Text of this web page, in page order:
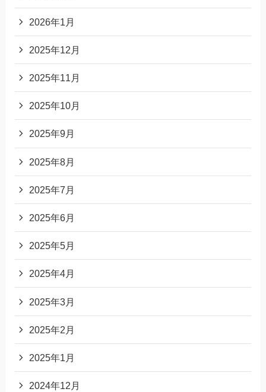
2026年1月
2025年12月
2025年11月
2025年10月
2025年9月
2025年8月
2025年7月
2025年6月
2025年5月
2025年4月
2025年3月
2025年2月
2025年1月
2024年12月